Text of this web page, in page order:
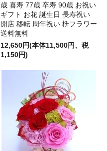
歳 喜寿 77歳 卒寿 90歳 お祝い
ギフト お花 誕生日 長寿祝い
開店 移転 周年祝い 枡フラワー
送料無料
12,650円(本体11,500円、税
1,150円)